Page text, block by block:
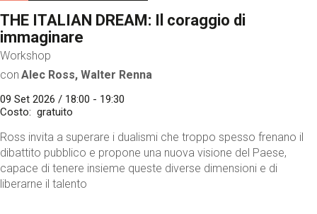
THE ITALIAN DREAM: Il coraggio di
immaginare
Workshop
con Alec Ross, Walter Renna
09 Set 2026 / 18:00 - 19:30
Costo
gratuito
Ross invita a superare i dualismi che troppo spesso frenano il
dibattito pubblico e propone una nuova visione del Paese,
capace di tenere insieme queste diverse dimensioni e di
liberarne il talento